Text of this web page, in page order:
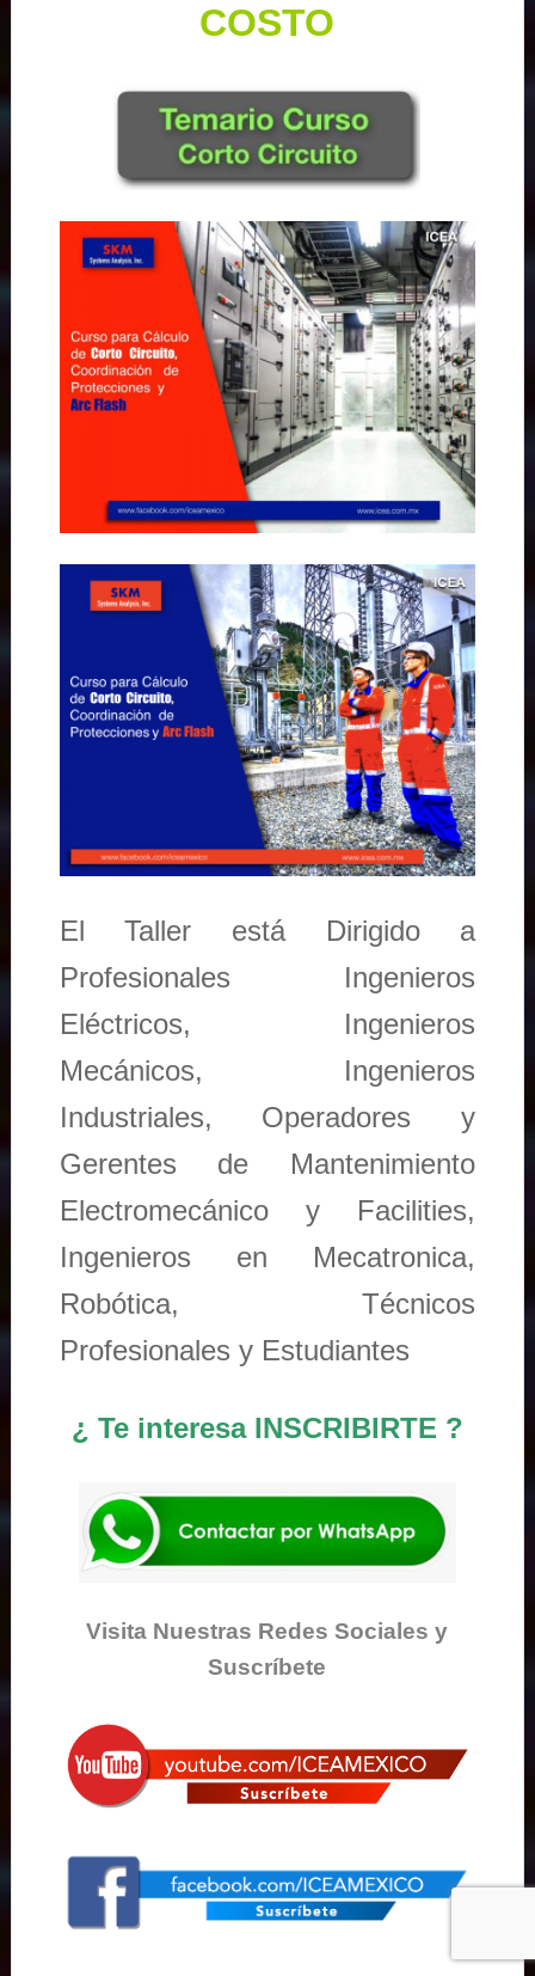
COSTO
El Taller está Dirigido a
Profesionales Ingenieros
Eléctricos, Ingenieros
Mecánicos, Ingenieros
Industriales, Operadores y
Gerentes de Mantenimiento
Electromecánico y Facilities,
Ingenieros en Mecatronica,
Robótica, Técnicos
Profesionales y Estudiantes
¿ Te interesa INSCRIBIRTE ?
Visita Nuestras Redes Sociales y
Suscríbete